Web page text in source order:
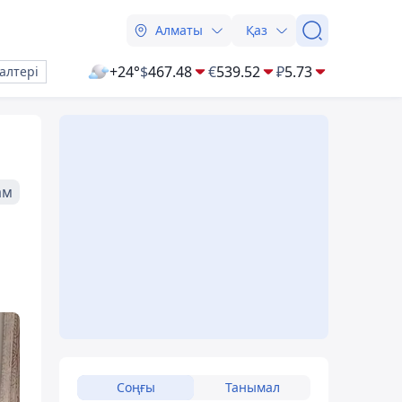
Алматы Қаз
+24°$467.48 €539.52 ₽5.73
Соңғы Танымал